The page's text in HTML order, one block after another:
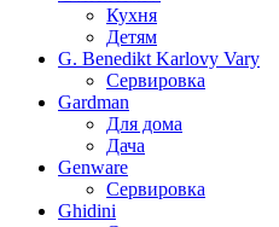
Кухня
Детям
G. Benedikt Karlovy Vary
Сервировка
Gardman
Для дома
Дача
Genware
Сервировка
Ghidini